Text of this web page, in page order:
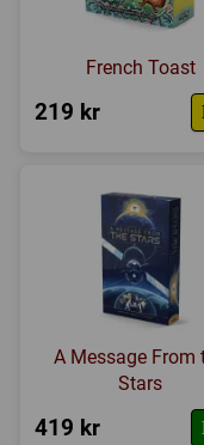
French Toast
219 kr
A Message From
Stars
419 kr